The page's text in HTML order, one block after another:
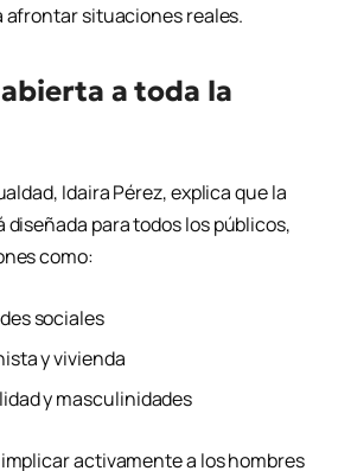
situaciones reales.
a toda la
Idaira Pérez, explica que la
para todos los públicos,
como:
sociales
y vivienda
y masculinidades
activamente a los hombres